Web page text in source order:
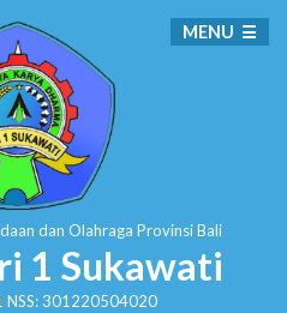
dan Olahraga Provinsi Bali
1 Sukawati
NSS: 301220504020
MENU